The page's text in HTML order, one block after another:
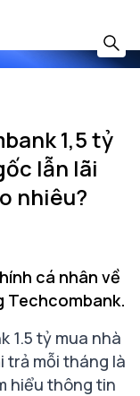
1,5 tỷ
lẫn lãi
nhiêu?
cá nhân về
Techcombank.
1.5 tỷ mua nhà
trả mỗi tháng là
hiểu thông tin